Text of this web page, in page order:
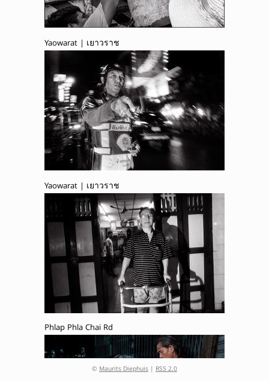
Yaowarat | เยาวราช
Yaowarat | เยาวราช
Phlap Phla Chai Rd
© Maurits Diephuis | RSS 2.0